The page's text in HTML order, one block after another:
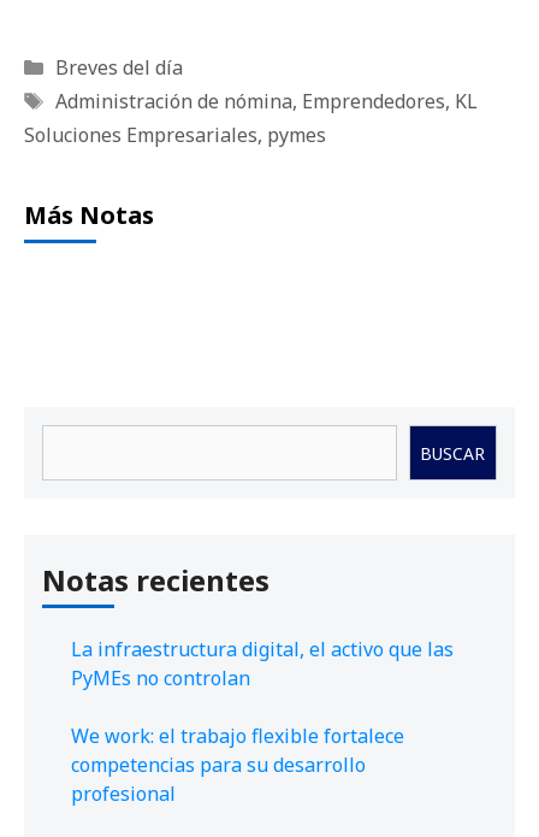
Categorías
Breves del día
Etiquetas
Administración de nómina, Emprendedores, KL
Soluciones Empresariales, pymes
Más Notas
BUSCAR
Notas recientes
La infraestructura digital, el activo que las
PyMEs no controlan
We work: el trabajo flexible fortalece
competencias para su desarrollo
profesional